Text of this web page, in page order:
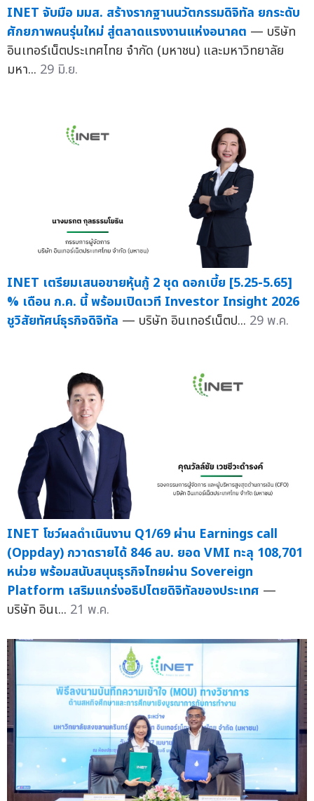
INET จับมือ มมส. สร้างรากฐานนวัตกรรมดิจิทัล ยกระดับ
ศักยภาพคนรุ่นใหม่ สู่ตลาดแรงงานแห่งอนาคต — บริษัท
อินเทอร์เน็ตประเทศไทย จำกัด (มหาชน) และมหาวิทยาลัย
มหา... 29 มิ.ย.
INET เตรียมเสนอขายหุ้นกู้ 2 ชุด ดอกเบี้ย [5.25-5.65]
% เดือน ก.ค. นี้ พร้อมเปิดเวที Investor Insight 2026
ชูวิสัยทัศน์ธุรกิจดิจิทัล — บริษัท อินเทอร์เน็ตป... 29 พ.ค.
INET โชว์ผลดำเนินงาน Q1/69 ผ่าน Earnings call
(Oppday) กวาดรายได้ 846 ลบ. ยอด VMI ทะลุ 108,701
หน่วย พร้อมสนับสนุนธุรกิจไทยผ่าน Sovereign
Platform เสริมแกร่งอธิปไตยดิจิทัลของประเทศ —
บริษัท อินเ... 21 พ.ค.